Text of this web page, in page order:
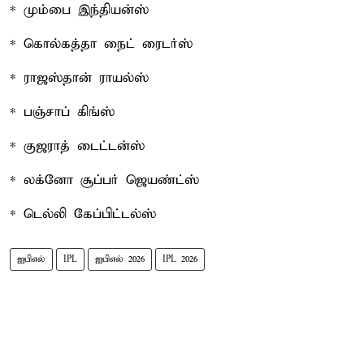
* மும்பை இந்தியன்ஸ்
* கொல்கத்தா நைட் ரைடர்ஸ்
* ராஜஸ்தான் ராயல்ஸ்
* பஞ்சாப் கிங்ஸ்
* குஜராத் டைட்டன்ஸ்
* லக்னோ சூப்பர் ஜெயண்ட்ஸ்
* டெல்லி கேப்பிட்டல்ஸ்
ஐபிஎல் IPL ஐபிஎல் 2026 IPL 2026